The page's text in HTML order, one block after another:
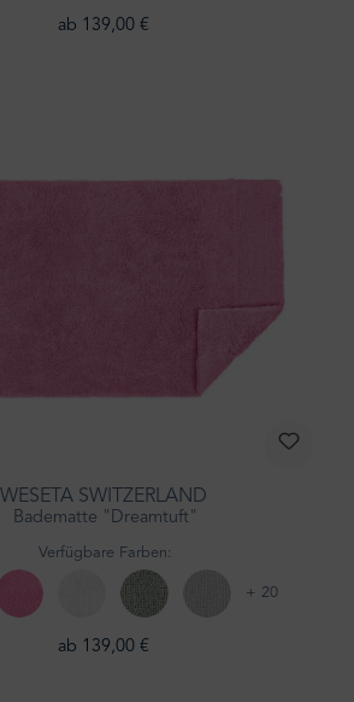
ab 139,00 €
WESETA SWITZERLAND
Badematte "Dreamtuft"
Verfügbare Farben:
+ 20
ab 139,00 €